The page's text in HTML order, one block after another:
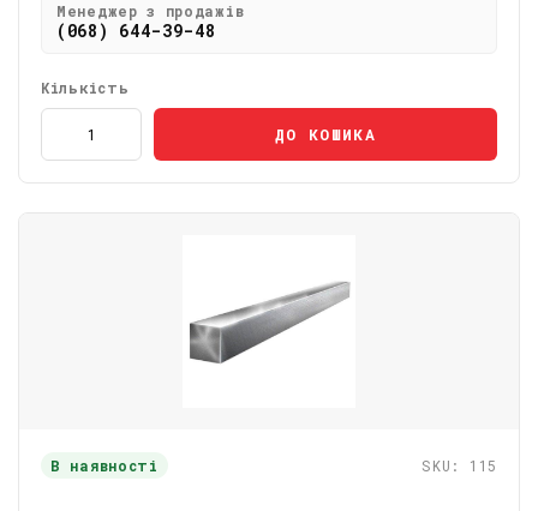
Менеджер з продажів
(068) 644-39-48
Кількість
ДО КОШИКА
В наявності SKU: 115